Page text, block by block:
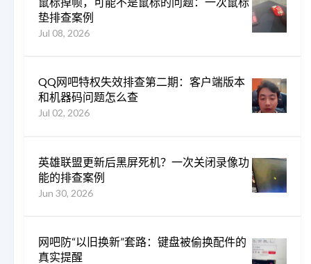
垫排查案例
Jul 08, 2026
QQ网吧特权失效排查第二期：客户端版本
和机器码问题怎么查
Jul 02, 2026
英雄联盟更新后黑屏死机？一次关闭录像功
能的排查案例
Jun 30, 2026
网吧防“以旧换新”套路：键盘被偷换配件的
真实提醒